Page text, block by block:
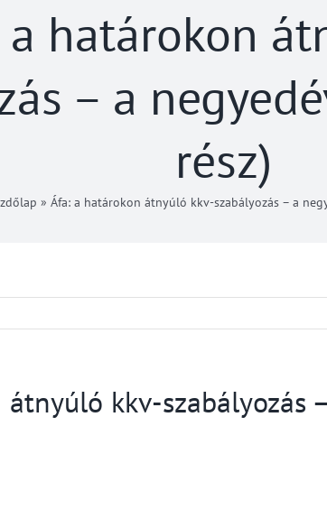
a határokon
– a
rész)
» Áfa: a határokon átnyúló kkv-szabályozás – a
kkv-szabályozás